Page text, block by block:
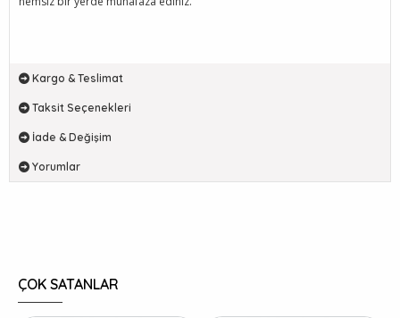
Kargo & Teslimat
Taksit Seçenekleri
İade & Değişim
Yorumlar
ÇOK SATANLAR